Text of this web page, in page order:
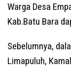
Warga Desa
Kab.Batu Bara
Sebelumnya,
Limapuluh,